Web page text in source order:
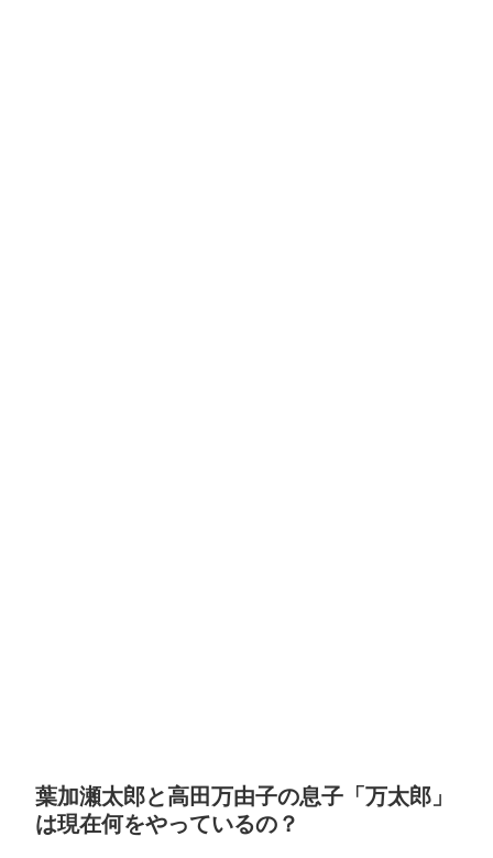
葉加瀬太郎と高田万由子の息子「万太郎」
は現在何をやっているの？